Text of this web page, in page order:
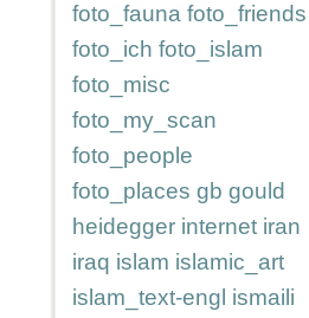
foto_fauna foto_friends
foto_ich foto_islam
foto_misc
foto_my_scan
foto_people
foto_places gb gould
heidegger internet iran
iraq islam islamic_art
islam_text-engl ismaili